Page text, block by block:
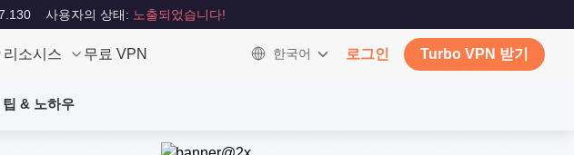
사용자의 상태: 노출되었습니다!
리소시스 무료 VPN 한국어 로그인 Turbo VPN 받기
팁 & 노하우